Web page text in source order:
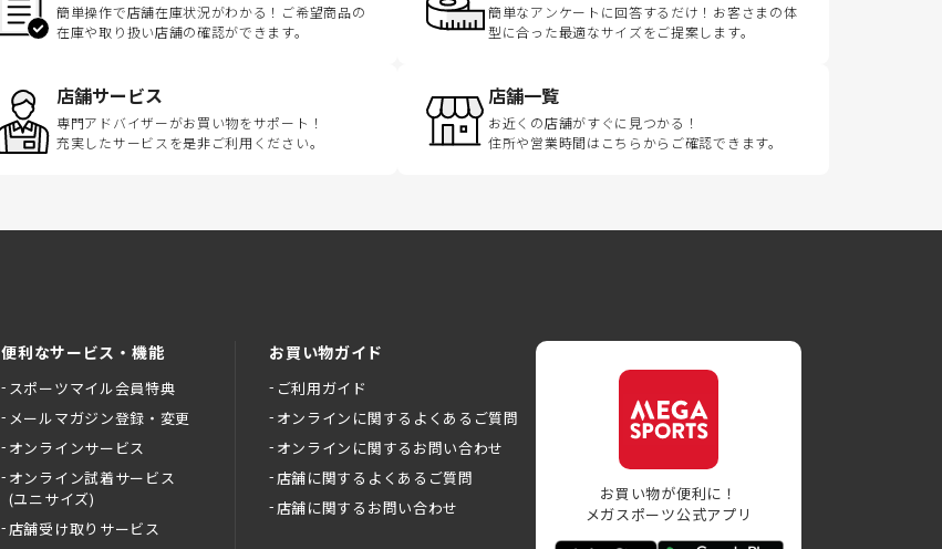
簡単操作で店舗在庫状況がわかる！ご希望商品の
在庫や取り扱い店舗の確認ができます。
簡単なアンケートに回答するだけ！お客さまの体
型に合った最適なサイズをご提案します。
店舗サービス
専門アドバイザーがお買い物をサポート！
充実したサービスを是非ご利用ください。
店舗一覧
お近くの店舗がすぐに見つかる！
住所や営業時間はこちらからご確認できます。
便利なサービス・機能
スポーツマイル会員特典
メールマガジン登録・変更
オンラインサービス
オンライン試着サービス
(ユニサイズ)
店舗受け取りサービス
お買い物ガイド
ご利用ガイド
オンラインに関するよくあるご質問
オンラインに関するお問い合わせ
店舗に関するよくあるご質問
店舗に関するお問い合わせ
お買い物が便利に！
メガスポーツ公式アプリ